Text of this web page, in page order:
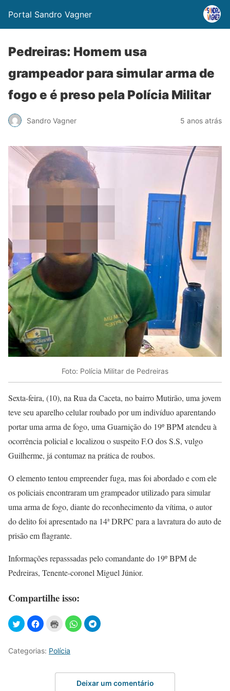
Portal Sandro Vagner
Pedreiras: Homem usa
grampeador para simular arma de
fogo e é preso pela Polícia Militar
Sandro Vagner 5 anos atrás
Foto: Polícia Militar de Pedreiras
Sexta-feira, (10), na Rua da Caceta, no bairro Mutirão, uma jovem
teve seu aparelho celular roubado por um indivíduo aparentando
portar uma arma de fogo, uma Guarnição do 19º BPM atendeu à
ocorrência policial e localizou o suspeito F.O dos S.S, vulgo
Guilherme, já contumaz na prática de roubos.
O elemento tentou empreender fuga, mas foi abordado e com ele
os policiais encontraram um grampeador utilizado para simular
uma arma de fogo, diante do reconhecimento da vítima, o autor
do delito foi apresentado na 14ª DRPC para a lavratura do auto de
prisão em flagrante.
Informações repasssadas pelo comandante do 19º BPM de
Pedreiras, Tenente-coronel Miguel Júnior.
Compartilhe isso:
Categorias: Polícia
Deixar um comentário